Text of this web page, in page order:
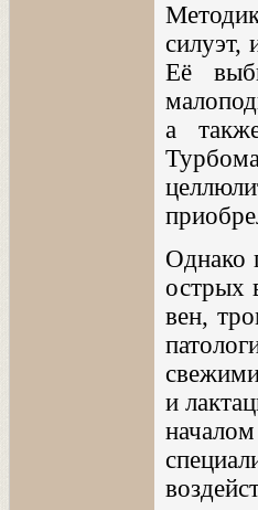
силуэт,
Её
а
Однако
острых
вен,
и